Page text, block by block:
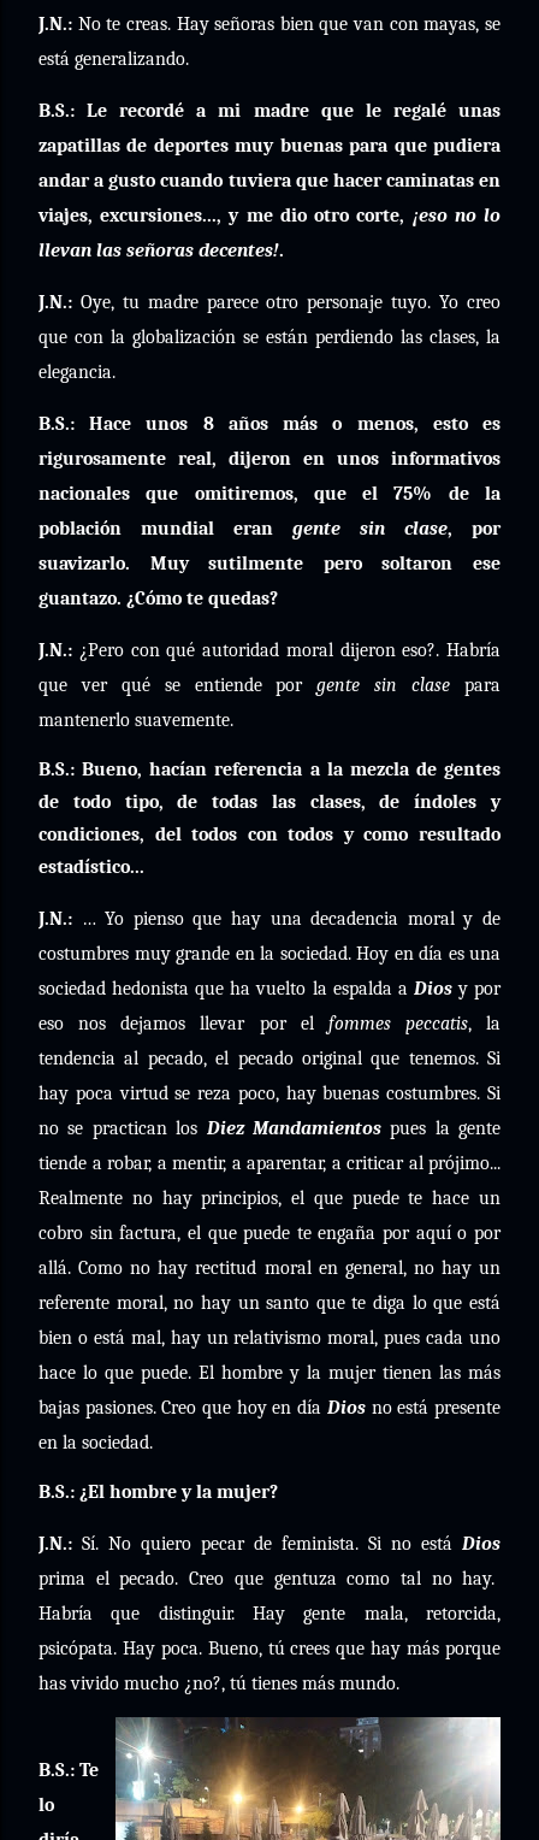
J.N.: No te creas. Hay señoras bien que van con mayas, se
está generalizando.
B.S.: Le recordé a mi madre que le regalé unas
zapatillas de deportes muy buenas para que pudiera
andar a gusto cuando tuviera que hacer caminatas en
viajes, excursiones..., y me dio otro corte, ¡eso no lo
llevan las señoras decentes!.
J.N.: Oye, tu madre parece otro personaje tuyo. Yo creo
que con la globalización se están perdiendo las clases, la
elegancia.
B.S.: Hace unos 8 años más o menos, esto es
rigurosamente real, dijeron en unos informativos
nacionales que omitiremos, que el 75% de la
población mundial eran gente sin clase, por
suavizarlo. Muy sutilmente pero soltaron ese
guantazo. ¿Cómo te quedas?
J.N.: ¿Pero con qué autoridad moral dijeron eso?. Habría
que ver qué se entiende porgente sin clase para
mantenerlo suavemente.
B.S.: Bueno, hacían referencia a la mezcla de gentes
de todo tipo, de todas las clases, de índoles y
condiciones, del todos con todos y como resultado
estadístico...
J.N.: … Yo pienso que hay una decadencia moral y de
costumbres muy grande en la sociedad. Hoy en día es una
sociedad hedonista que ha vuelto la espalda a Diosy por
eso nos dejamos llevar por elfommes peccatis, la
tendencia al pecado, el pecado original que tenemos. Si
hay poca virtud se reza poco, hay buenas costumbres. Si
no se practican los Diez Mandamientospues la gente
tiende a robar, a mentir, a aparentar, a criticar al prójimo...
Realmente no hay principios, el que puede te hace un
cobro sin factura, el que puede te engaña por aquí o por
allá. Como no hay rectitud moral en general, no hay un
referente moral, no hay un santo que te diga lo que está
bien o está mal, hay un relativismo moral, pues cada uno
hace lo que puede. El hombre y la mujer tienen las más
bajas pasiones. Creo que hoy en día Diosno está presente
en la sociedad.
B.S.: ¿El hombre y la mujer?
J.N.: Sí. No quiero pecar de feminista. Si no está Dios
prima el pecado. Creo que gentuza como tal no hay.
Habría que distinguir. Hay gente mala, retorcida,
psicópata. Hay poca. Bueno, tú crees que hay más porque
has vivido mucho ¿no?, tú tienes más mundo.
B.S.: Te
lo